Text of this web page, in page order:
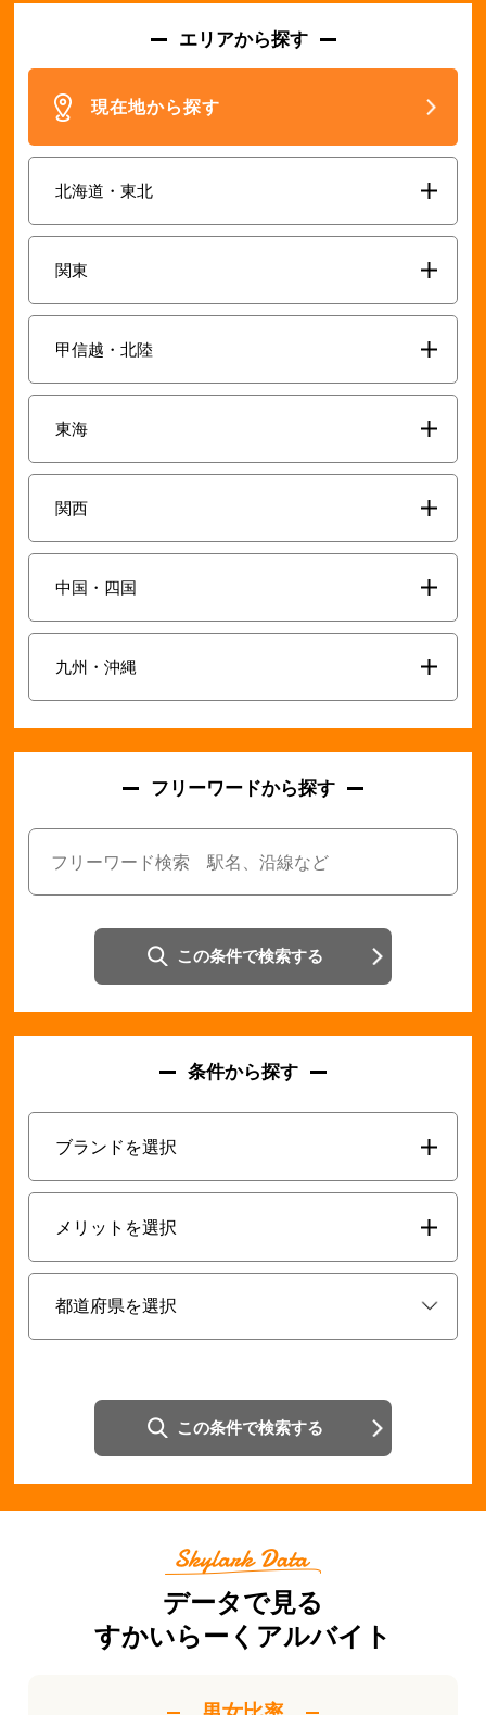
エリアから探す
現在地から探す
北海道・東北
関東
甲信越・北陸
東海
関西
中国・四国
九州・沖縄
フリーワードから探す
この条件で検索する
条件から探す
ブランドを選択
メリットを選択
この条件で検索する
データで見る
すかいらーくアルバイト